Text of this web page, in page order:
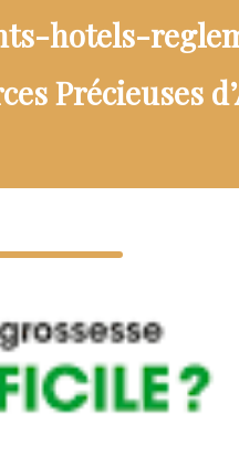
hotels-
Précieuses